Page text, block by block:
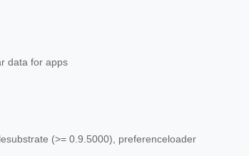
data for apps
(>= 0.9.5000), preferenceloader